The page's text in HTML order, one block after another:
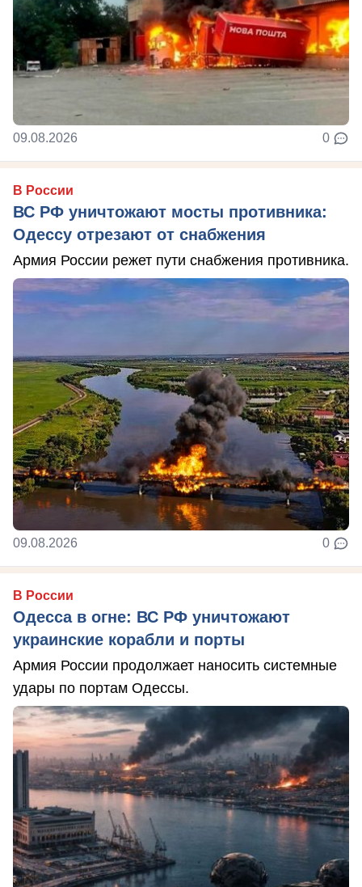
09.08.2026 0
В России
ВС РФ уничтожают мосты противника:
Одессу отрезают от снабжения
Армия России режет пути снабжения противника.
09.08.2026 0
В России
Одесса в огне: ВС РФ уничтожают
украинские корабли и порты
Армия России продолжает наносить системные
удары по портам Одессы.